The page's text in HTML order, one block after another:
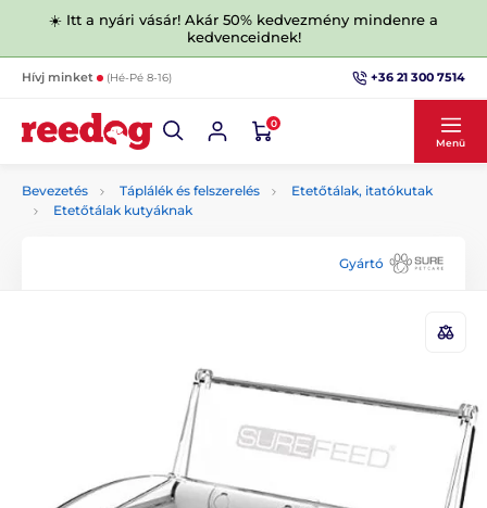
☀️ Itt a nyári vásár! Akár 50% kedvezmény mindenre a
kedvenceidnek!
Hívj minket (Hé-Pé 8-16) +36 21 300 7514
0
Menü
Bevezetés Táplálék és felszerelés
Etetőtálak, itatókutak
Etetőtálak kutyáknak
Gyártó